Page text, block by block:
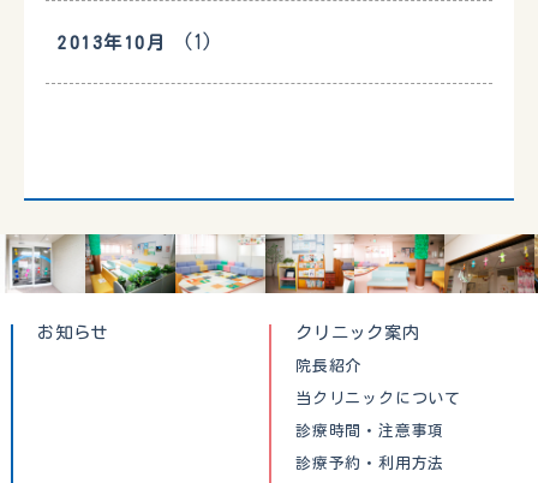
2013年10月 (1)
お知らせ クリニック案内
院長紹介
当クリニックについて
診療時間・注意事項
診療予約・利用方法